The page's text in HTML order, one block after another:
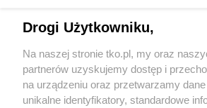
czytania hurtowo? Korzyści
Pokaż więcej
Drogi Użytkowniku,
Na naszej stronie tko.pl, my oraz
partnerów uzyskujemy dostęp i
na urządzeniu oraz przetwarzamy
unikalne identyfikatory, standardowe